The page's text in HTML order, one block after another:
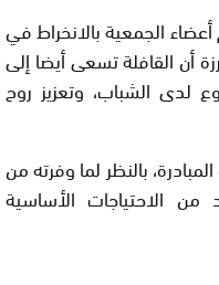
الجمعية بالانخراط في
أن القافلة تسعى أيضا إلى
لدى الشباب، وتعزيز روح
بالنظر لما وفرته من
الاحتياجات الأساسية